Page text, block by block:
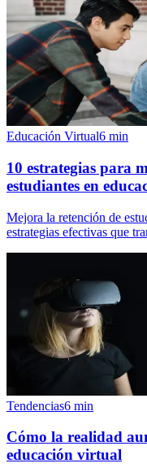
Educación Virtual6 min
10 estrategias para
estudiantes en
Mejora la retención de
estrategias efectivas que
Tendencias6 min
Cómo la realidad
educación virtual